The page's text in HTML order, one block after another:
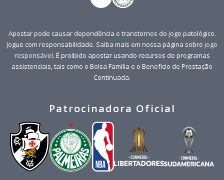
Apostar pode causar dependência e transtornos do jogo patológico.
Jogue com responsabilidade. Saiba mais em nossa página sobre jogo
responsável. É proibido apostar usando recursos de programas
assistenciais, tais como o Bolsa Família e o Benefício de Prestação
Continuada.
Patrocinadora Oficial